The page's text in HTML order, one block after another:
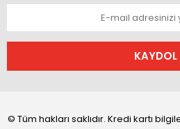
KAYDOL
© Tüm hakları saklıdır. Kredi kartı